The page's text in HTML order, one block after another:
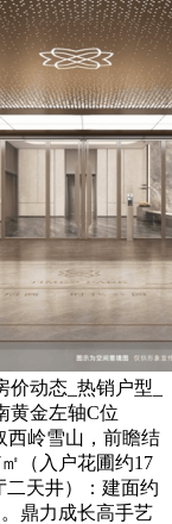
动态_热销户型_
黄金左轴C位
西岭雪山，前瞻结
（入户花圃约17
二天井）：建面约
鼎力成长高手艺